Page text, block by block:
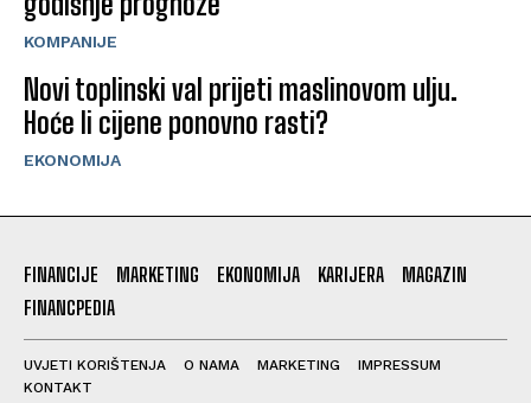
KOMPANIJE
Novi toplinski val prijeti maslinovom ulju.
Hoće li cijene ponovno rasti?
EKONOMIJA
FINANCIJE MARKETING EKONOMIJA KARIJERA
MAGAZIN
FINANCPEDIA
UVJETI KORIŠTENJA O NAMA MARKETING
IMPRESSUM
KONTAKT